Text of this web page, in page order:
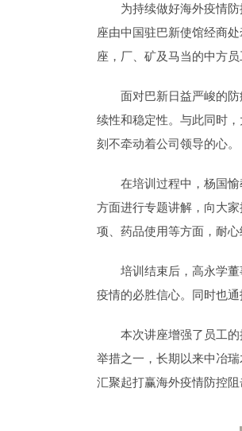
为持续做好海外疫情
座由中国驻巴新使馆经商
座，厂、矿及马当的中方员
面对巴新日益严峻的
续性和稳定性。与此同时
刻不牵动着公司领导的心。
在培训过程中，杨国
方面进行专题讲解，向大
项、药品使用等方面，耐心
培训结束后，高永学
疫情的必胜信心。同时也
本次讲座增强了员工
举措之一，长期以来中冶
汇聚起打赢海外疫情防控阻